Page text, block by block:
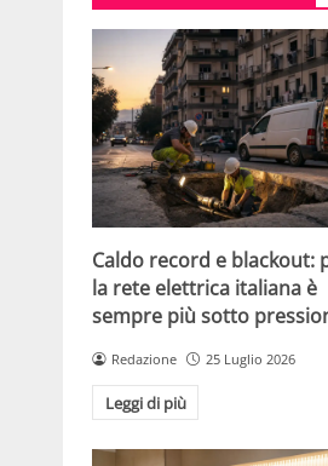
Caldo record e blackout:
la rete elettrica italiana è
sempre più sotto
Redazione 25 Luglio 2026
Leggi di più